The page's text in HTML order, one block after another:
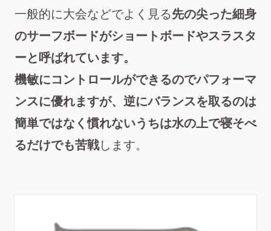
一般的に大会などでよく見る先の尖った細身
のサーフボードがショートボードやスラスタ
ーと呼ばれています。
機敏にコントロールができるのでパフォーマ
ンスに優れますが、逆にバランスを取るのは
簡単ではなく慣れないうちは水の上で寝そべ
るだけでも苦戦します。